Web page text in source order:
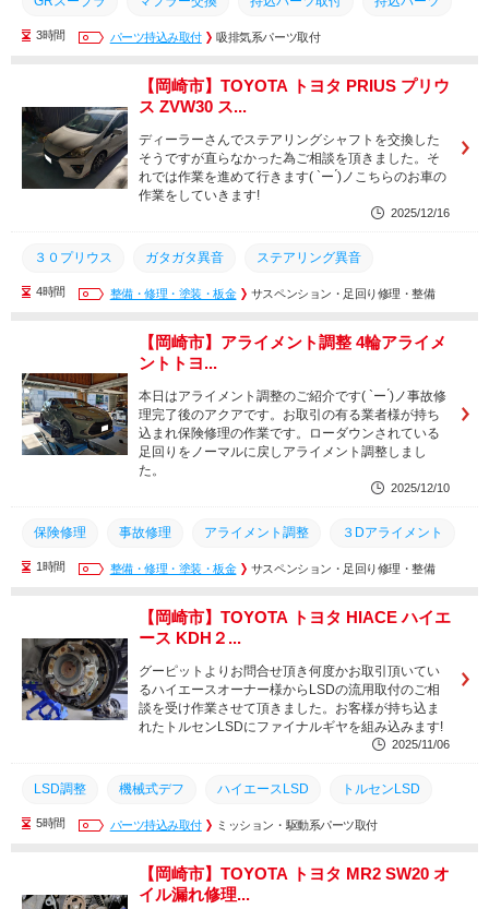
HKSマフラー A90スープラ A90 整備
豊橋市 豊川市 西尾市 安城市
蒲郡市 刈谷市 岡崎市
3時間 パーツ持込み取付 吸排気系パーツ取付
【岡崎市】TOYOTA トヨタ PRIUS プリウ
ス ZVW30 ス...
ディーラーさんでステアリングシャフトを交換した
そうですが直らなかった為ご相談を頂きました。そ
れでは作業を進めて行きます( `ー ́)ノこちらのお車の
作業をしていきます!
2025/12/16
３０プリウス ガタガタ異音 ステアリング異音
ステアリングダンパー交換 異音修理 異音 整備 点検
名古屋市 豊橋市 豊川市 西尾市 幸田町
蒲郡市 刈谷市
愛知県
4時間 整備・修理・塗装・板金 サスペンション・足回り修理・整備
【岡崎市】アライメント調整 4輪アライメ
ントトヨ...
本日はアライメント調整のご紹介です( `ー ́)ノ事故修
理完了後のアクアです。お取引の有る業者様が持ち
込まれ保険修理の作業です。ローダウンされている
足回りをノーマルに戻しアライメント調整しまし
た。
2025/12/10
保険修理 事故修理 アライメント調整 ３Dアライメント
４輪アライメント アライメント 愛知県 三河エリア
蒲郡市 幸田町 西尾市
豊川市 豊橋市 名古屋市
1時間 整備・修理・塗装・板金 サスペンション・足回り修理・整備
【岡崎市】TOYOTA トヨタ HIACE ハイエ
ース KDH２...
グーピットよりお問合せ頂き何度かお取引頂いてい
るハイエースオーナー様からLSDの流用取付のご相
談を受け作業させて頂きました。お客様が持ち込ま
れたトルセンLSDにファイナルギヤを組み込みます!
2025/11/06
LSD調整 機械式デフ ハイエースLSD トルセンLSD
純正流用 点検 整備 知立市 名古屋市
蒲郡市 豊田市
豊川市 豊橋市 三河エリア
5時間 パーツ持込み取付 ミッション・駆動系パーツ取付
【岡崎市】TOYOTA トヨタ MR2 SW20 オ
イル漏れ修理...